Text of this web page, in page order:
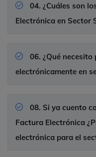
04. ¿Cuáles son
Electrónica en Sector
06. ¿Qué
electrónicamente en
08. Si ya cuento
Factura Electrónica
electrónica para el